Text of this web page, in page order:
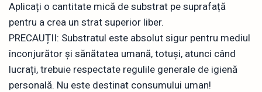
Aplicați o cantitate mică de substrat pe suprafață
pentru a crea un strat superior liber.
PRECAUȚII: Substratul este absolut sigur pentru mediul
înconjurător și sănătatea umană, totuși, atunci când
lucrați, trebuie respectate regulile generale de igienă
personală. Nu este destinat consumului uman!